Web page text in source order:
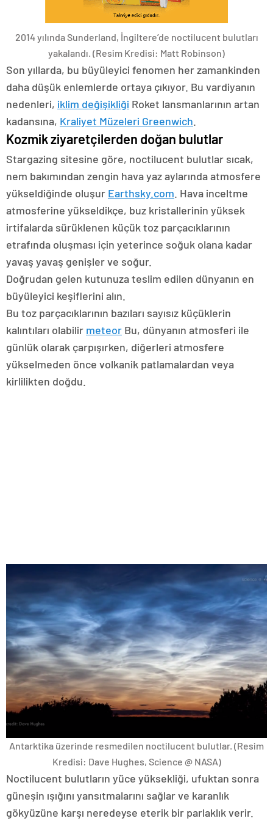
2014 yılında Sunderland, İngiltere’de noctilucent bulutları
yakalandı. (Resim Kredisi: Matt Robinson)
Son yıllarda, bu büyüleyici fenomen her zamankinden
daha düşük enlemlerde ortaya çıkıyor. Bu vardiyanın
nedenleri, iklim değişikliği Roket lansmanlarının artan
kadansına, Kraliyet Müzeleri Greenwich
Kozmik ziyaretçilerden doğan bulutlar
Stargazing sitesine göre, noctilucent bulutlar sıcak,
nem bakımından zengin hava yaz aylarında atmosfere
yükseldiğinde oluşur Earthsky.com . Hava inceltme
atmosferine yükseldikçe, buz kristallerinin yüksek
irtifalarda sürüklenen küçük toz parçacıklarının
etrafında oluşması için yeterince soğuk olana kadar
yavaş yavaş genişler ve soğur.
Doğrudan gelen kutunuza teslim edilen dünyanın en
büyüleyici keşiflerini alın.
Bu toz parçacıklarının bazıları sayısız küçüklerin
kalıntıları olabilir meteor Bu, dünyanın atmosferi ile
günlük olarak çarpışırken, diğerleri atmosfere
yükselmeden önce volkanik patlamalardan veya
kirlilikten doğdu.
Antarktika üzerinde resmedilen noctilucent bulutlar. (Resim
Kredisi: Dave Hughes, Science @ NASA)
Noctilucent bulutların yüce yüksekliği, ufuktan sonra
güneşin ışığını yansıtmalarını sağlar ve karanlık
gökyüzüne karşı neredeyse eterik bir parlaklık verir.